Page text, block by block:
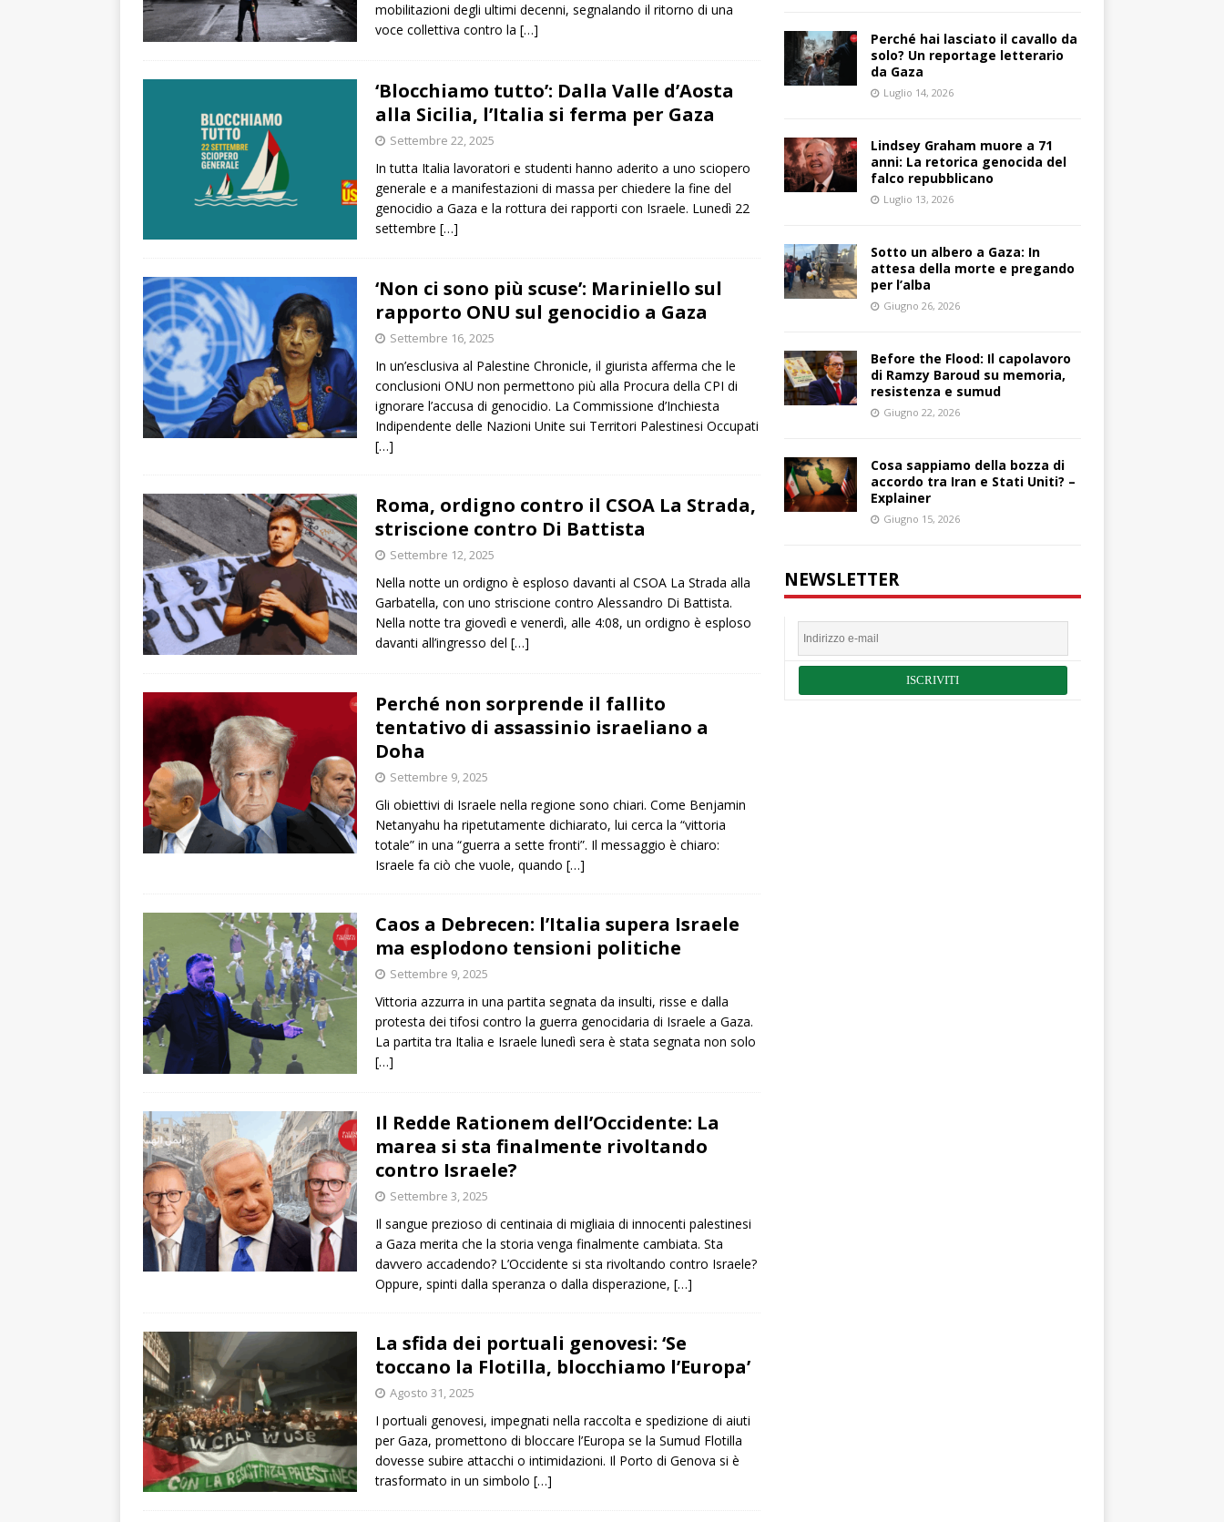
mobilitazioni degli ultimi decenni, segnalando il ritorno di una
voce collettiva contro la […]
‘Blocchiamo tutto’: Dalla Valle d’Aosta
alla Sicilia, l’Italia si ferma per Gaza
Settembre 22, 2025
In tutta Italia lavoratori e studenti hanno aderito a uno sciopero
generale e a manifestazioni di massa per chiedere la fine del
genocidio a Gaza e la rottura dei rapporti con Israele. Lunedì 22
settembre […]
‘Non ci sono più scuse’: Mariniello sul
rapporto ONU sul genocidio a Gaza
Settembre 16, 2025
In un’esclusiva al Palestine Chronicle, il giurista afferma che le
conclusioni ONU non permettono più alla Procura della CPI di
ignorare l’accusa di genocidio. La Commissione d’Inchiesta
Indipendente delle Nazioni Unite sui Territori Palestinesi Occupati
[…]
Roma, ordigno contro il CSOA La Strada,
striscione contro Di Battista
Settembre 12, 2025
Nella notte un ordigno è esploso davanti al CSOA La Strada alla
Garbatella, con uno striscione contro Alessandro Di Battista.
Nella notte tra giovedì e venerdì, alle 4:08, un ordigno è esploso
davanti all’ingresso del […]
Perché non sorprende il fallito
tentativo di assassinio israeliano a
Doha
Settembre 9, 2025
Gli obiettivi di Israele nella regione sono chiari. Come Benjamin
Netanyahu ha ripetutamente dichiarato, lui cerca la “vittoria
totale” in una “guerra a sette fronti”. Il messaggio è chiaro:
Israele fa ciò che vuole, quando […]
Caos a Debrecen: l’Italia supera Israele
ma esplodono tensioni politiche
Settembre 9, 2025
Vittoria azzurra in una partita segnata da insulti, risse e dalla
protesta dei tifosi contro la guerra genocidaria di Israele a Gaza.
La partita tra Italia e Israele lunedì sera è stata segnata non solo
[…]
Il Redde Rationem dell’Occidente: La
marea si sta finalmente rivoltando
contro Israele?
Settembre 3, 2025
Il sangue prezioso di centinaia di migliaia di innocenti palestinesi
a Gaza merita che la storia venga finalmente cambiata. Sta
davvero accadendo? L’Occidente si sta rivoltando contro Israele?
Oppure, spinti dalla speranza o dalla disperazione, […]
La sfida dei portuali genovesi: ‘Se
toccano la Flotilla, blocchiamo l’Europa’
Agosto 31, 2025
I portuali genovesi, impegnati nella raccolta e spedizione di aiuti
per Gaza, promettono di bloccare l’Europa se la Sumud Flotilla
dovesse subire attacchi o intimidazioni. Il Porto di Genova si è
trasformato in un simbolo […]
Perché hai lasciato il cavallo da
solo? Un reportage letterario
da Gaza
Luglio 14, 2026
Lindsey Graham muore a 71
anni: La retorica genocida del
falco repubblicano
Luglio 13, 2026
Sotto un albero a Gaza: In
attesa della morte e pregando
per l’alba
Giugno 26, 2026
Before the Flood: Il capolavoro
di Ramzy Baroud su memoria,
resistenza e sumud
Giugno 22, 2026
Cosa sappiamo della bozza di
accordo tra Iran e Stati Uniti? –
Explainer
Giugno 15, 2026
NEWSLETTER